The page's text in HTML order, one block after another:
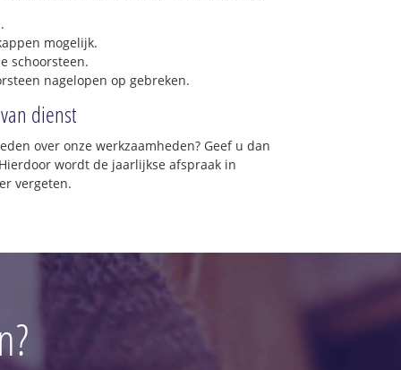
mogelijk.
schoorsteen.
nagelopen op gebreken.
dienst
over onze werkzaamheden? Geef u dan
wordt de jaarlijkse afspraak in
vergeten.